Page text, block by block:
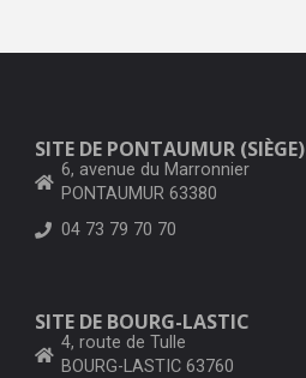
SITE DE PONTAUMUR (SIÈGE)
6, avenue du Marronnier
PONTAUMUR 63380
04 73 79 70 70
SITE DE BOURG-LASTIC
4, route de Tulle
BOURG-LASTIC 63760